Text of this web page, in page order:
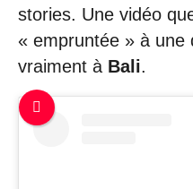
stories. Une vidéo
« empruntée » à une
vraiment à Bali.